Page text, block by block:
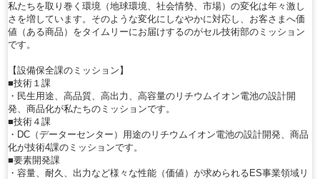
私たちを取り巻く環境（地球環境、社会情勢、市場）の変化は年々激し
さを増しています。そのような変化にしなやかに対応し、お客さまへ価
値（ある商品）をタイムリーにお届けするのがセル技術部のミッション
です。
【設備保全課のミッション】
■技術１課
・民生用途、高品質、高出力、高容量のリチウムイオン電池の設計開
発、商品化が私たちのミッションです。
■技術４課
・DC（データーセンター）用途のリチウムイオン電池の設計開発、商品
化が技術4課のミッションです。
■要素開発課
・容量、耐久、出力など様々な性能（価値）が求められるES事業領域リ